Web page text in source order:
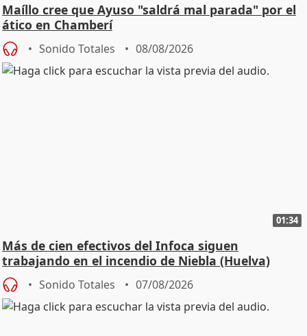
Maíllo cree que Ayuso "saldrá mal parada" por el
ático en Chamberí
Sonido Totales 08/08/2026
01:34
Más de cien efectivos del Infoca siguen
trabajando en el incendio de Niebla (Huelva)
Sonido Totales 07/08/2026